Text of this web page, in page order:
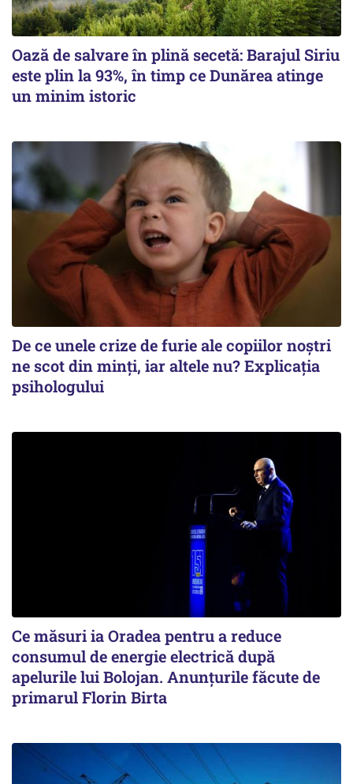
Oază de salvare în plină secetă: Barajul Siriu
este plin la 93%, în timp ce Dunărea atinge
un minim istoric
De ce unele crize de furie ale copiilor noștri
ne scot din minți, iar altele nu? Explicația
psihologului
Ce măsuri ia Oradea pentru a reduce
consumul de energie electrică după
apelurile lui Bolojan. Anunțurile făcute de
primarul Florin Birta